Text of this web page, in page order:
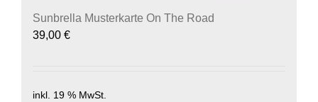
Sunbrella Musterkarte On The Road
39,00 €
inkl. 19 % MwSt.